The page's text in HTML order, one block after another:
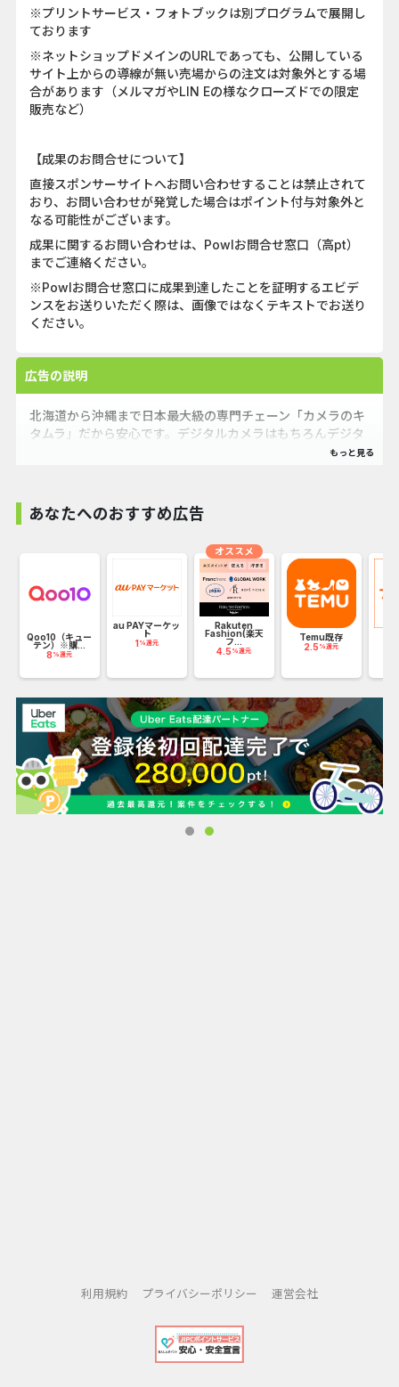
※プリントサービス・フォトブックは別プログラムで展開し
ております
※ネットショップドメインのURLであっても、公開している
サイト上からの導線が無い売場からの注文は対象外とする場
合があります（メルマガやLIN Eの様なクローズドでの限定
販売など）
【成果のお問合せについて】
直接スポンサーサイトへお問い合わせすることは禁止されて
おり、お問い合わせが発覚した場合はポイント付与対象外と
なる可能性がございます。
成果に関するお問い合わせは、Powlお問合せ窓口（高pt）
までご連絡ください。
※Powlお問合せ窓口に成果到達したことを証明するエビデ
ンスをお送りいただく際は、画像ではなくテキストでお送り
ください。
広告の説明
北海道から沖縄まで日本最大級の専門チェーン「カメラのキ
タムラ」だから安心です。デジタルカメラはもちろんデジタ
ル一眼レフ、ミラーレス一眼や交換レンズから人気の大型家
あなたへのおすすめ広告
Qoo10（キュー
テン）※購...
8 %還元
au PAYマーケッ
ト
1 %還元
Rakuten
Fashion(楽天
フ...
4.5 %還元
オススメ
Temu既存
2.5 %還元
利用規約 プライバシーポリシー 運営会社